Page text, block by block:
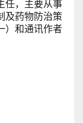
任，主要从事
及药物防治策
）和通讯作者